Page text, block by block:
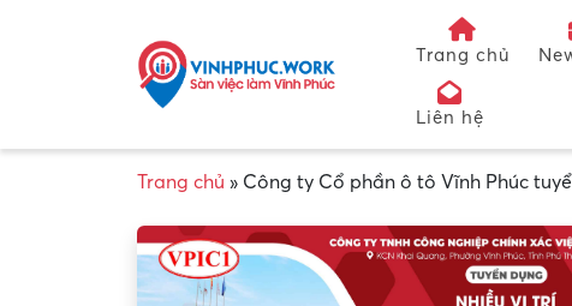
Trang chủ
Liên hệ
Trang chủ » Công ty Cổ phần ô tô Vĩnh Phúc